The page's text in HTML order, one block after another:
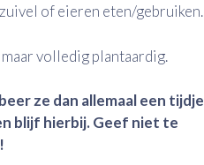
of eieren eten/gebruiken.
volledig plantaardig.
ze dan allemaal een tijdje
blijf hierbij. Geef niet te